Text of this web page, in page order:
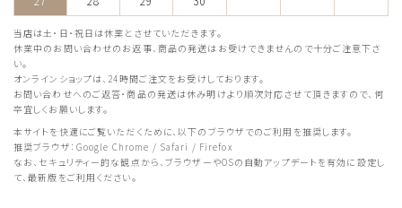
当店は土・日・祝日は休業とさせていただきます。
休業中のお問い合わせのお返事、商品の発送はお受けできませんので十分ご注意下さ
い。
オンラインショップは、24時間ご注文をお受けしております。
お問い合わせへのご返答・商品の発送は休み明けより順次対応させて頂きますので、何
卒宜しくお願いします。
本サイトを快適にご覧いただくために、以下のブラウザでのご利用を推奨します。
推奨ブラウザ：Google Chrome / Safari / Firefox
なお、セキュリティー的な観点から、ブラウザーやOSの自動アップデートを有効に設定し
て、最新版をご利用ください。